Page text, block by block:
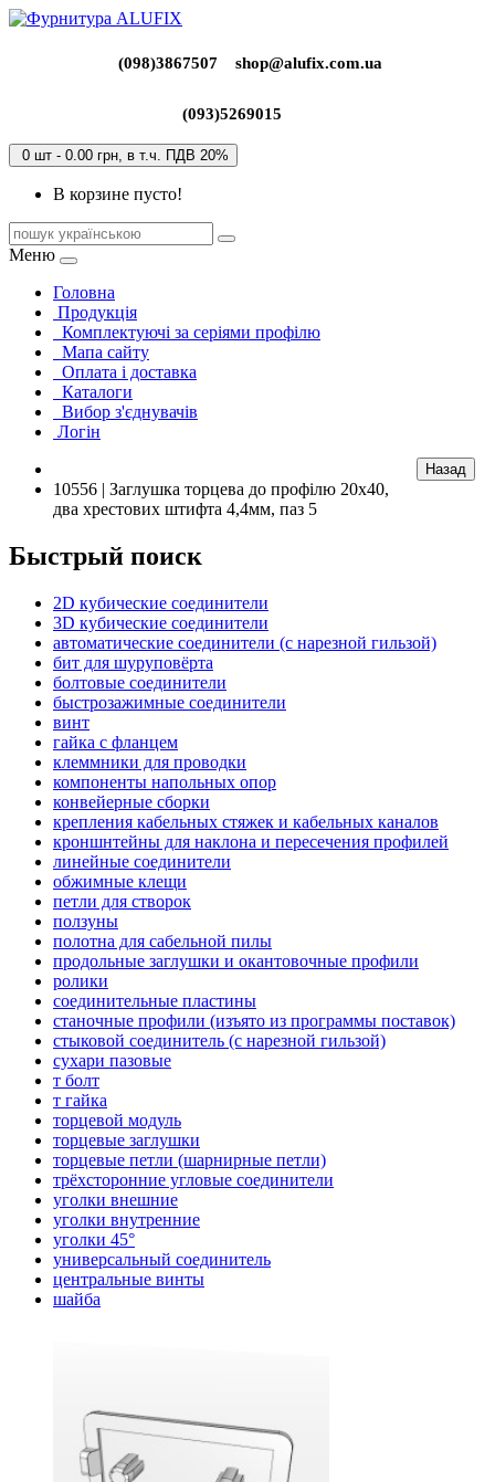
(098)3867507 shop@alufix.com.ua
(093)5269015
0 шт - 0.00 грн, в т.ч. ПДВ 20%
В корзине пусто!
Меню
Головна
Продукція
Комплектуючі за серіями профілю
Мапа сайту
Оплата і доставка
Каталоги
Вибор з'єднувачів
Логін
10556 | Заглушка торцева до профілю 20х40,
два хрестових штифта 4,4мм, паз 5
Быстрый поиск
2D кубические соединители
3D кубические соединители
автоматические соединители (с нарезной гильзой)
бит для шуруповёрта
болтовые соединители
быстрозажимные соединители
винт
гайка с фланцем
клеммники для проводки
компоненты напольных опор
конвейерные сборки
крепления кабельных стяжек и кабельных каналов
кроншнтейны для наклона и пересечения профилей
линейные соединители
обжимные клещи
петли для створок
ползуны
полотна для сабельной пилы
продольные заглушки и окантовочные профили
ролики
соединительные пластины
станочные профили (изъято из программы поставок)
стыковой соединитель (с нарезной гильзой)
сухари пазовые
т болт
т гайка
торцевой модуль
торцевые заглушки
торцевые петли (шарнирные петли)
трёхсторонние угловые соединители
уголки внешние
уголки внутренние
уголки 45°
универсальный соединитель
центральные винты
шайба